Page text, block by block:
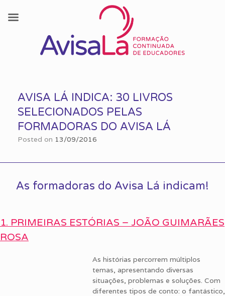
contentAVISA LÁ INDICA: 30 LIVROS
SELECIONADOS PELAS
FORMADORAS DO AVISA LÁ
Posted on 13/09/2016
As formadoras do Avisa Lá indicam!
1. PRIMEIRAS ESTÓRIAS – JOÃO GUIMARÃES
ROSA
As histórias percorrem múltiplos
temas, apresentando diversas
situações, problemas e soluções. Com
diferentes tipos de conto: o fantástico,